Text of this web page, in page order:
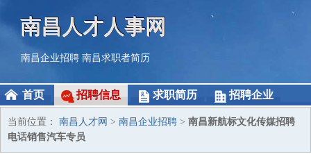
南昌人才人事网
南昌企业招聘 南昌求职者简历
首页 招聘信息 求职简历 招聘企业
当前位置： 南昌人才网 > 南昌企业招聘 > 南昌新航标文化传媒招聘
电话销售汽车专员